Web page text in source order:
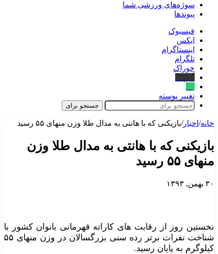
سوژه‌های ورزشی شما
پیوندها
فیسبوک
ایکس
اینستاگرام
تلگرام
خوراک
تغییر پوسته
جستجو برای
خانه/ اخبار/بازیکنی که با هانتی به مدال طلا وزن منهای ۵۵ رسید
بازیکنی که با هانتی به مدال طلا وزن
منهای ۵۵ رسید
۳۰ بهمن, ۱۳۹۳
نخستین روز از رقابت های کاراته قهرمانی بانوان کشور با
شناخت نفرات برتر رده سنی بزرگسالان در وزن منهای ۵۵
کیلوگرم به پایان رسید.